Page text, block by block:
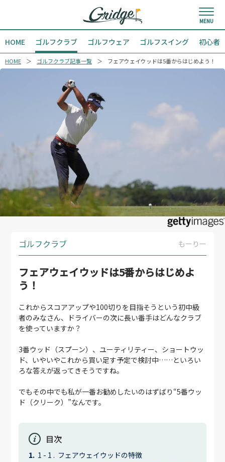
HOME ゴルフクラブ ゴルフウェア ゴルフスイング 初心者
HOME ゴルフクラブ記事一覧 フェアウェイウッドは5番からはじめよう！
ゴルフクラブ もーりー
フェアウェイウッドは5番からはじめよ
う！
これからスコアアップや100切りを目指そうという初中級
者のみなさん、ドライバーの次に長い番手はどんなクラブ
を使っていますか？
3番ウッド（スプーン）、ユーティリティー、ショートウッ
ド、いやいやこれから買い足す予定で検討中……といろい
ろな答えが返ってきそうですね。
でもその中でも私が一番お勧めしたいのはずばり“5番ウッ
ド（クリーク）”なんです。
目次
フェアウェイウッドの特徴